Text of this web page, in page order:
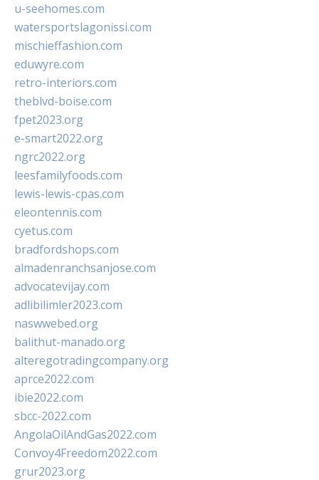
u-seehomes.com
watersportslagonissi.com
mischieffashion.com
eduwyre.com
retro-interiors.com
theblvd-boise.com
fpet2023.org
e-smart2022.org
ngrc2022.org
leesfamilyfoods.com
lewis-lewis-cpas.com
eleontennis.com
cyetus.com
bradfordshops.com
almadenranchsanjose.com
advocatevijay.com
adlibilimler2023.com
naswwebed.org
balithut-manado.org
alteregotradingcompany.org
aprce2022.com
ibie2022.com
sbcc-2022.com
AngolaOilAndGas2022.com
Convoy4Freedom2022.com
grur2023.org